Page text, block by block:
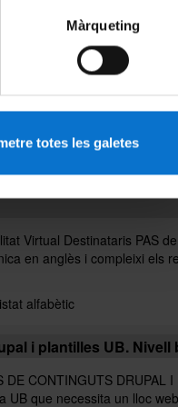
Màrqueting
totes les galetes
Llistat alfabètic
Virtual Destinataris PAS
en anglès i compleixi els
Virtual Destinataris PAS
en anglès i compleixi els
alfabètic
i plantilles UB. Nivell
CONTINGUTS DRUPAL
UB que necessita un lloc